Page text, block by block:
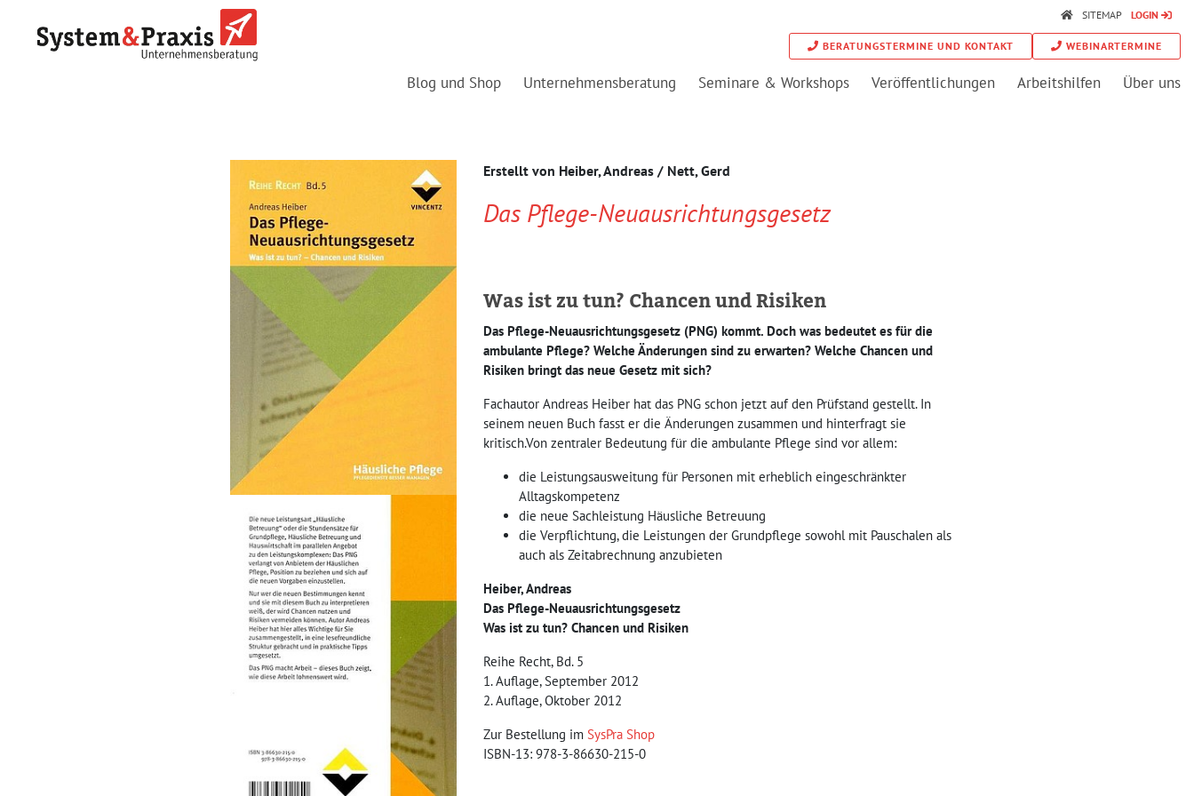
SITEMAP LOGIN
BERATUNGSTERMINE UND KONTAKT WEBINARTERMINE
Blog und Shop Unternehmensberatung Seminare & Workshops Veröffentlichungen Arbeitshilfen Über uns
Erstellt von Heiber, Andreas / Nett, Gerd
Das Pflege-Neuausrichtungsgesetz
Was ist zu tun? Chancen und Risiken
Das Pflege-Neuausrichtungsgesetz (PNG) kommt. Doch was bedeutet es für die
ambulante Pflege? Welche Änderungen sind zu erwarten? Welche Chancen und
Risiken bringt das neue Gesetz mit sich?
Fachautor Andreas Heiber hat das PNG schon jetzt auf den Prüfstand gestellt. In
seinem neuen Buch fasst er die Änderungen zusammen und hinterfragt sie
kritisch.Von zentraler Bedeutung für die ambulante Pflege sind vor allem:
die Leistungsausweitung für Personen mit erheblich eingeschränkter
Alltagskompetenz
die neue Sachleistung Häusliche Betreuung
die Verpflichtung, die Leistungen der Grundpflege sowohl mit Pauschalen als
auch als Zeitabrechnung anzubieten
Heiber, Andreas
Das Pflege-Neuausrichtungsgesetz
Was ist zu tun? Chancen und Risiken
Reihe Recht, Bd. 5
1. Auflage, September 2012
2. Auflage, Oktober 2012
Zur Bestellung im SysPra Shop
ISBN-13: 978-3-86630-215-0